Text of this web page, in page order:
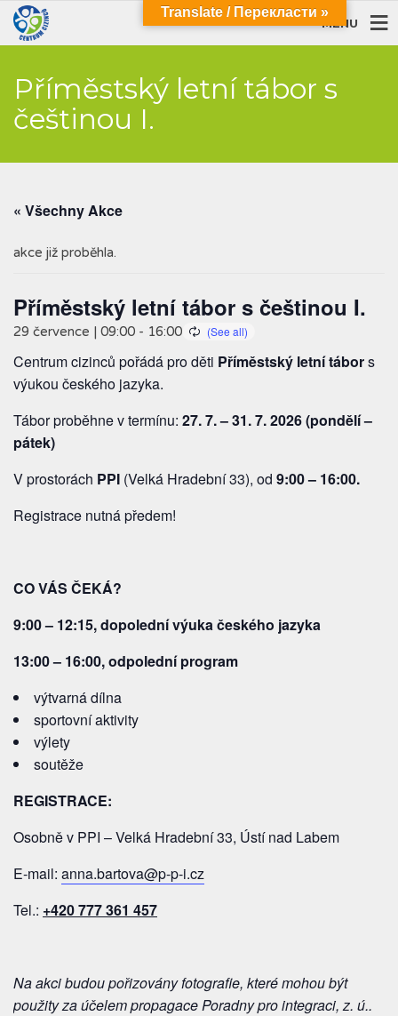
MENU
Příměstský letní tábor s
češtinou I.
« Všechny Akce
akce již proběhla.
Příměstský letní tábor s češtinou I.
29 července | 09:00 - 16:00
Centrum cizinců pořádá pro děti Příměstský letní tábors
výukou českého jazyka.
Tábor proběhne v termínu: 27. 7. – 31. 7. 2026 (pondělí –
pátek)
V prostorách PPI (Velká Hradební 33), od 9:00 – 16:00.
Registrace nutná předem!
CO VÁS ČEKÁ?
9:00 – 12:15,dopolední výukačeského jazyka
13:00 – 16:00,odpolední program
výtvarná dílna
sportovní aktivity
výlety
soutěže
REGISTRACE:
Osobně v PPI – Velká Hradební 33, Ústí nad Labem
E-mail: anna.bartova@p-p-i.cz
Tel.: +420 777 361 457
Na akci budou pořizovány fotografie, které mohou být
použity za účelem propagace Poradny pro integraci, z. ú..
Translate / Перекласти »